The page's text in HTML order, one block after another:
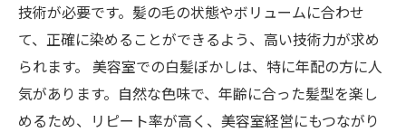
技術が必要です。髪の毛の状態やボリュームに合わせ
て、正確に染めることができるよう、高い技術力が求め
られます。 美容室での白髪ぼかしは、特に年配の方に人
気があります。自然な色味で、年齢に合った髪型を楽し
めるため、リピート率が高く、美容室経営にもつながり